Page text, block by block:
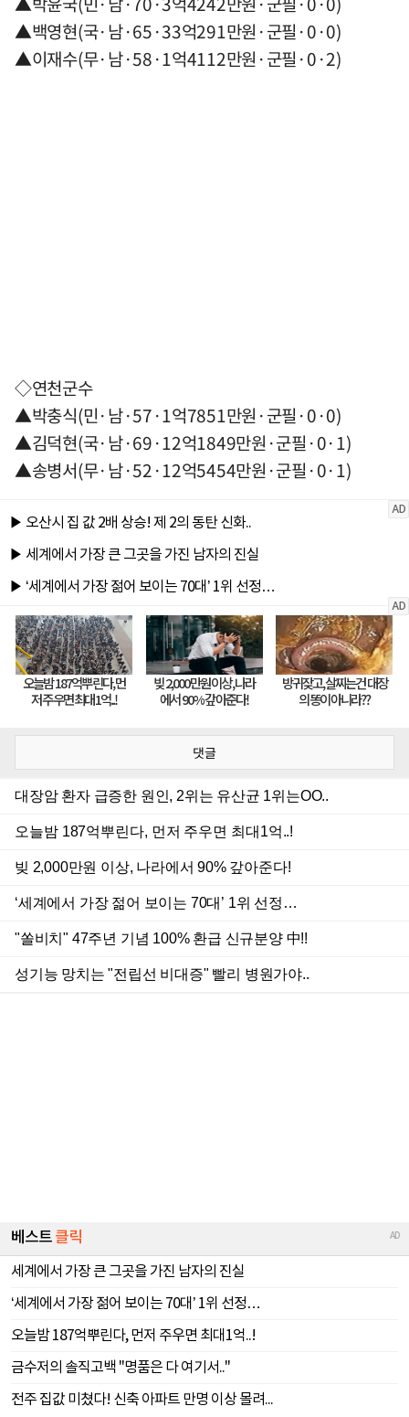
▲백영현(국·남·65·33억291만원·군필·0·0)
▲이재수(무·남·58·1억4112만원·군필·0·2)
◇연천군수
▲박충식(민·남·57·1억7851만원·군필·0·0)
▲김덕현(국·남·69·12억1849만원·군필·0·1)
▲송병서(무·남·52·12억5454만원·군필·0·1)
댓글